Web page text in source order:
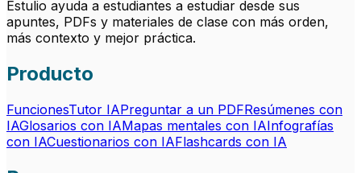
Estulio ayuda a estudiantes a estudiar desde sus
apuntes, PDFs y materiales de clase con más orden,
más contexto y mejor práctica.
Producto
FuncionesTutor IAPreguntar a un PDFResúmenes con
IAGlosarios con IAMapas mentales con IAInfografías
con IACuestionarios con IAFlashcards con IA